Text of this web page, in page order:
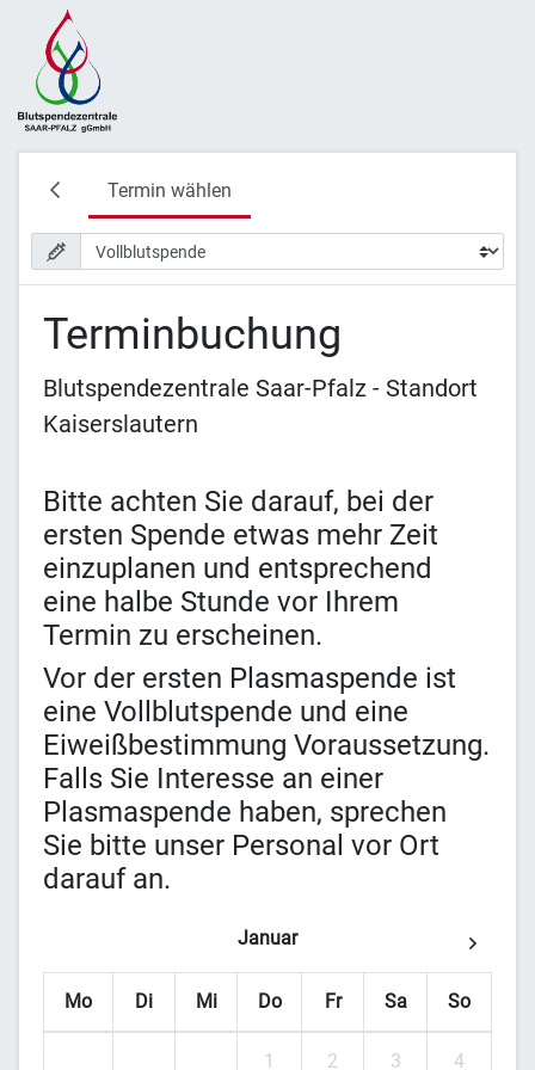
Termin wählen
Terminbuchung
Blutspendezentrale Saar-Pfalz - Standort
Kaiserslautern
Bitte achten Sie darauf, bei der
ersten Spende etwas mehr Zeit
einzuplanen und entsprechend
eine halbe Stunde vor Ihrem
Termin zu erscheinen.
Vor der ersten Plasmaspende ist
eine Vollblutspende und eine
Eiweißbestimmung Voraussetzung.
Falls Sie Interesse an einer
Plasmaspende haben, sprechen
Sie bitte unser Personal vor Ort
darauf an.
Januar
Mo Di Mi Do Fr Sa So
1 2 3 4